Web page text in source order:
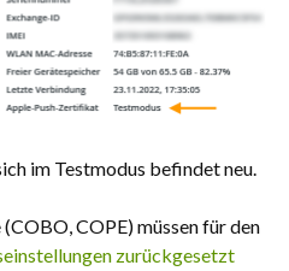
im Testmodus befindet neu.
COPE) müssen für den
zurückgesetzt